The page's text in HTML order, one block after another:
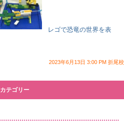
レゴで恐竜の世界を表
2023年6月13日 3:00 PM 折尾校
カテゴリー